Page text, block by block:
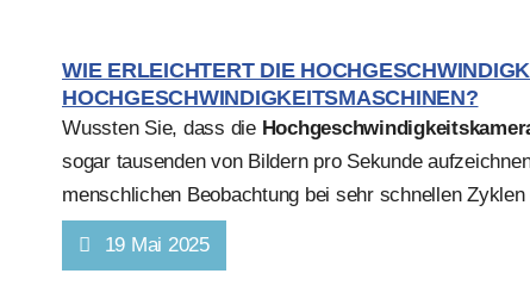
WIE ERLEICHTERT DIE
HOCHGESCHWINDIGKEITSMASCHINEN?
Wussten Sie, dass die
sogar tausenden von Bildern pro Sekunde
menschlichen Beobachtung bei sehr schnellen Zyklen
19 Mai 2025